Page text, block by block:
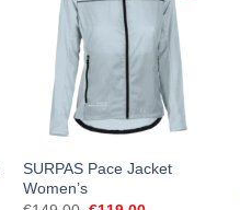
SURPAS Pace Jacket
Women’s